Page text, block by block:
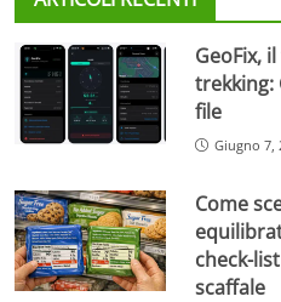
GeoFix,
trekking:
file
Giugno 7,
Come
check-
scaffale